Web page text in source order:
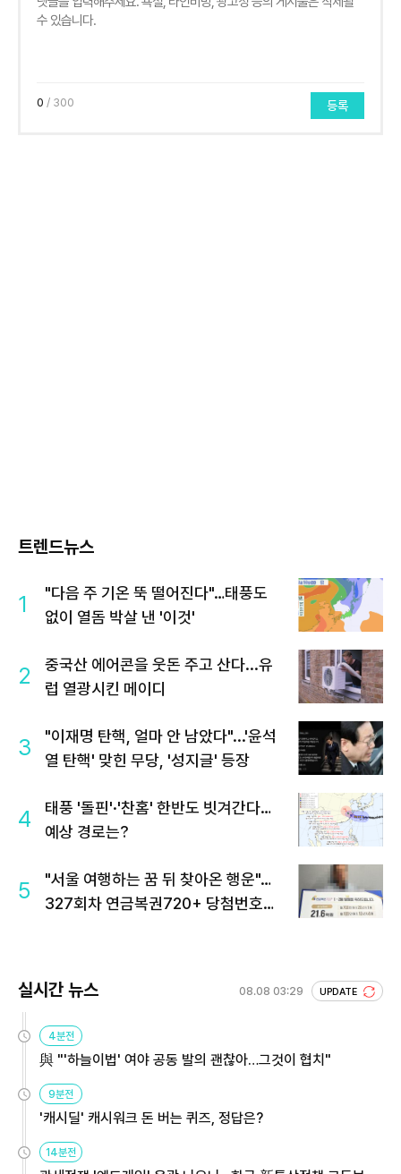
0 / 300 등록
트렌드뉴스
1
"다음 주 기온 뚝 떨어진다"…태풍도
없이 열돔 박살 낸 '이것'
2
중국산 에어콘을 웃돈 주고 산다...유
럽 열광시킨 메이디
3
"이재명 탄핵, 얼마 안 남았다"...'윤석
열 탄핵' 맞힌 무당, '성지글' 등장
4
태풍 '돌핀'·'찬홈' 한반도 빗겨간다…
예상 경로는?
5
"서울 여행하는 꿈 뒤 찾아온 행운"…
327회차 연금복권720+ 당첨번호조
실시간 뉴스 08.08 03:29 UPDATE
4분전
與 "'하늘이법' 여야 공동 발의 괜찮아…그것이 협치"
9분전
'캐시딜' 캐시워크 돈 버는 퀴즈, 정답은?
14분전